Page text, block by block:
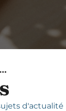
d'actualité